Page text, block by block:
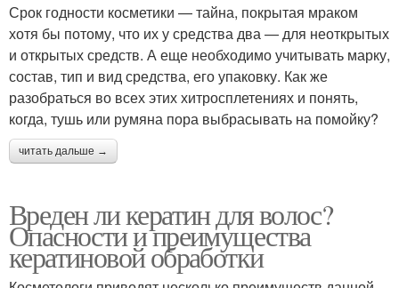
Срок годности косметики — тайна, покрытая мраком
хотя бы потому, что их у средства два — для неоткрытых
и открытых средств. А еще необходимо учитывать марку,
состав, тип и вид средства, его упаковку. Как же
разобраться во всех этих хитросплетениях и понять,
когда, тушь или румяна пора выбрасывать на помойку?
читать дальше →
Вреден ли кератин для волос?
Опасности и преимущества
кератиновой обработки